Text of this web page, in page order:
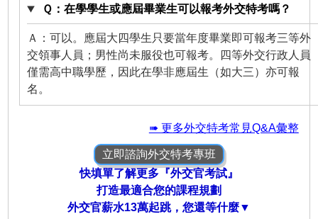
Ｑ：在學學生或應屆畢業生可以報考外交特考嗎？
Ａ：可以。應屆大四學生只要當年度畢業即可報考三等外
交領事人員；男性尚未服役也可報考。四等外交行政人員
僅需高中職學歷，因此在學非應屆生（如大三）亦可報
名。
➠ 更多外交特考常見Q&A彙整
立即諮詢外交特考專班
快填單了解更多『外交官考試』
打造最適合您的課程規劃
外交官薪水13萬起跳，您還等什麼▼